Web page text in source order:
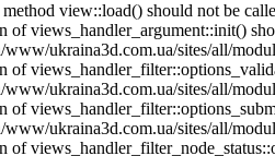
view::load() should not be
of views_handler_argument::init()
ukraina3d.com.ua/sites/all/
of
ukraina3d.com.ua/sites/all/
of
ukraina3d.com.ua/sites/all/
of